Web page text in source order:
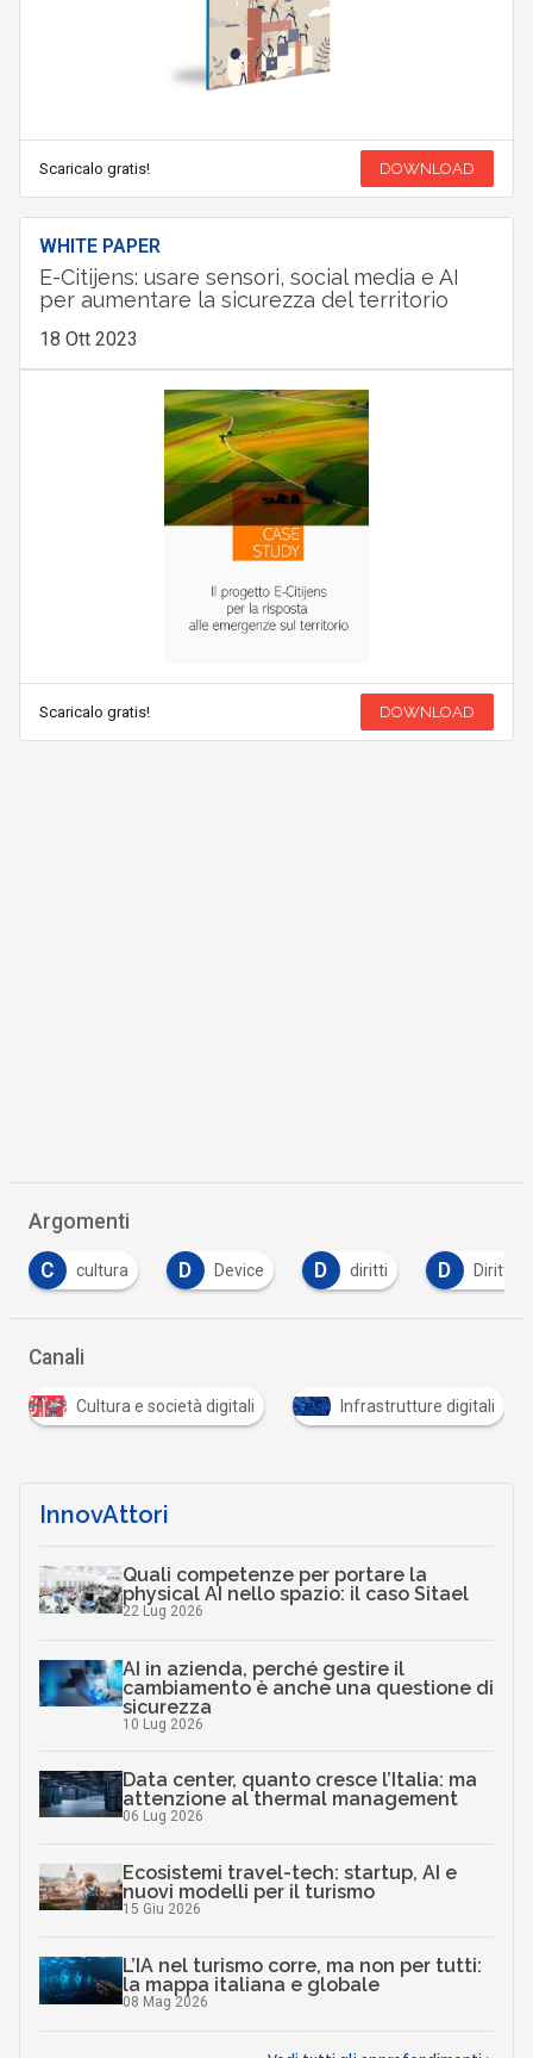
Scaricalo gratis! DOWNLOAD
WHITE PAPER
E-Citijens: usare sensori, social media e AI
per aumentare la sicurezza del territorio
18 Ott 2023
Scaricalo gratis! DOWNLOAD
Argomenti
cultura D Device D diritti D Diritto
Canali
Cultura e società digitali Infrastrutture digitali
InnovAttori
Quali competenze per portare la
physical AI nello spazio: il caso Sitael
22 Lug 2026
AI in azienda, perché gestire il
cambiamento è anche una questione di
sicurezza
10 Lug 2026
Data center, quanto cresce l’Italia: ma
attenzione al thermal management
06 Lug 2026
Ecosistemi travel-tech: startup, AI e
nuovi modelli per il turismo
15 Giu 2026
L’IA nel turismo corre, ma non per tutti:
la mappa italiana e globale
08 Mag 2026